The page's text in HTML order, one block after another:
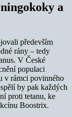
a
především
rány – tedy
V České
populaci
v rámci povinného
by pak každých
proti tetanu, ke
Boostrix.